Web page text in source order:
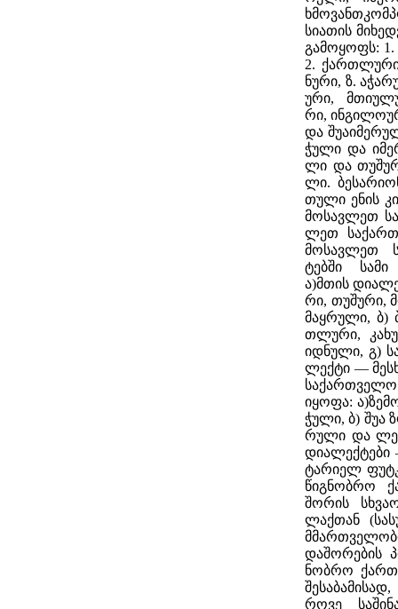
სი­ა­თის
გა­მო­ყოფს:
2.
ნუ­რი, ზ.
უ­რი,
რი,
და
ჭუ­ლი და
ლი და
ლი.
თუ­ლი ენის
მო­სავ­ლეთ
ლეთ
მო­სავ­ლეთ
ტებ­ში სა­მი
ა)მთის
რი, თუ­შუ­რი,
მაყ­რუ­ლი, ბ)
თლუ­რი,
იდ­ნუ­ლი, გ)
ლექ­ტი —
იყო­ფა:
ჭუ­ლი, ბ) შუა
რუ­ლი და
ტა­რი­ელ
წიგ­ნობ­რო
შო­რის
ლაქ­თან
და­შო­რე­ბის
ნობ­რო
რო­ვე